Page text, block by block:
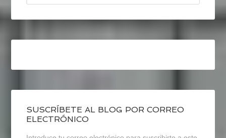
SUSCRÍBETE AL BLOG POR CORREO
ELECTRÓNICO